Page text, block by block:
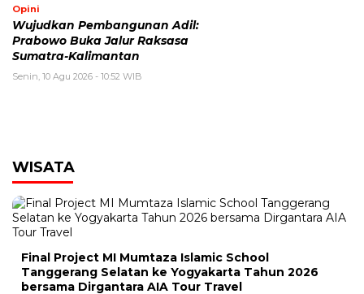
Opini
Wujudkan Pembangunan Adil:
Prabowo Buka Jalur Raksasa
Sumatra-Kalimantan
Senin, 10 Agu 2026 - 10:52 WIB
WISATA
Final Project MI Mumtaza Islamic School
Tanggerang Selatan ke Yogyakarta Tahun 2026
bersama Dirgantara AIA Tour Travel